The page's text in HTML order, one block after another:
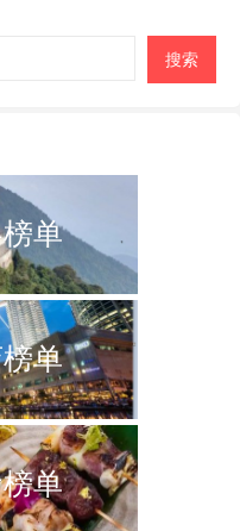
搜索
单
单
单